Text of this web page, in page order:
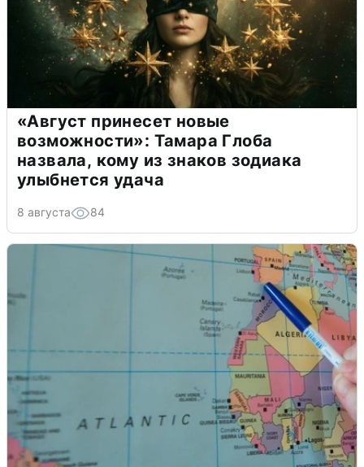
«Август принесет новые
возможности»: Тамара Глоба
назвала, кому из знаков зодиака
улыбнется удача
8 августа 84